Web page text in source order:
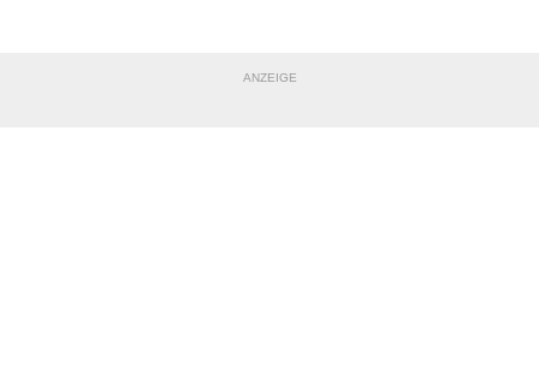
ANZEIGE